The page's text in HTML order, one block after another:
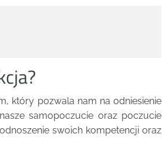
który pozwala nam na odniesienie
samopoczucie oraz poczucie
swoich kompetencji oraz